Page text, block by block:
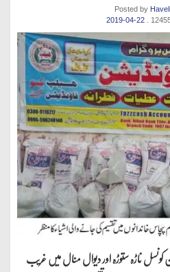
Posted by
2019-04-22
.
ناڑہ ستوڑہ اور دیوال منال میں غریب